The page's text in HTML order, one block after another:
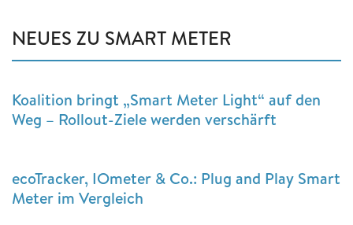
NEUES ZU SMART METER
Koalition bringt „Smart Meter Light“ auf den
Weg – Rollout-Ziele werden verschärft
ecoTracker, IOmeter & Co.: Plug and Play Smart
Meter im Vergleich